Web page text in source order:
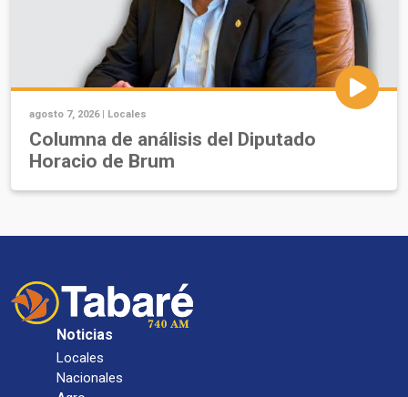
agosto 7, 2026 | Locales
Columna de análisis del Diputado
Horacio de Brum
Noticias
Locales
Nacionales